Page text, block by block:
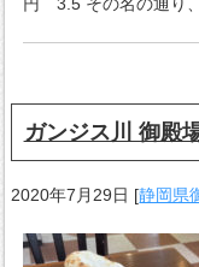
円 3.5 その名の通り
ガンジス川 御殿
2020年7月29日 [静岡県